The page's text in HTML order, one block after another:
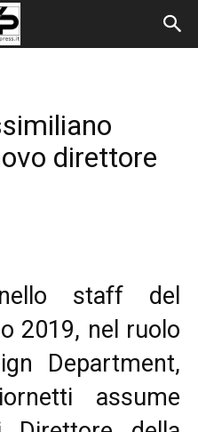
direttore
staff del
2019, nel ruolo
Department,
assume